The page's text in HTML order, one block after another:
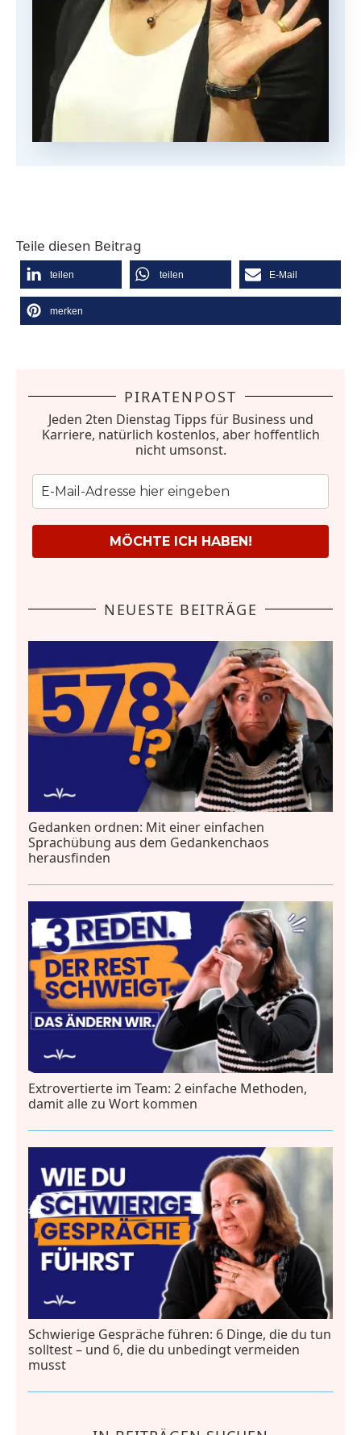
Teile diesen Beitrag
teilen teilen E-Mail
merken
PIRATENPOST
Jeden 2ten Dienstag Tipps für Business und
Karriere, natürlich kostenlos, aber hoffentlich
nicht umsonst.
MÖCHTE ICH HABEN!
NEUESTE BEITRÄGE
Gedanken ordnen: Mit einer einfachen
Sprachübung aus dem Gedankenchaos
herausfinden
Extrovertierte im Team: 2 einfache Methoden,
damit alle zu Wort kommen
Schwierige Gespräche führen: 6 Dinge, die du tun
solltest – und 6, die du unbedingt vermeiden
musst